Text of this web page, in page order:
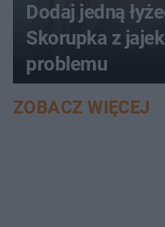
Dodaj jedną
Skorupka z
problemu
ZOBACZ WIĘCEJ